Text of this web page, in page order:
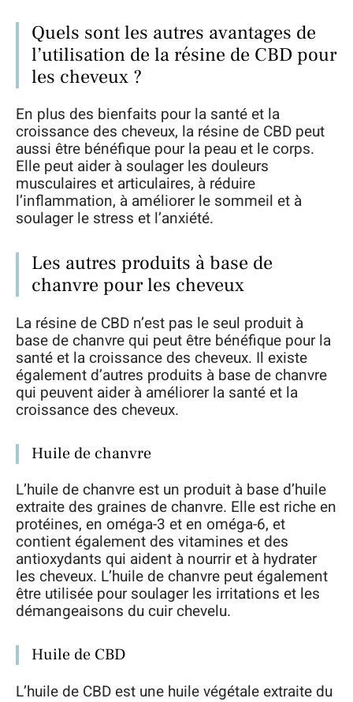
Quels sont les autres avantages de
l’utilisation de la résine de CBD pour
les cheveux ?
En plus des bienfaits pour la santé et la
croissance des cheveux, la résine de CBD peut
aussi être bénéfique pour la peau et le corps.
Elle peut aider à soulager les douleurs
musculaires et articulaires, à réduire
l’inflammation, à améliorer le sommeil et à
soulager le stress et l’anxiété.
Les autres produits à base de
chanvre pour les cheveux
La résine de CBD n’est pas le seul produit à
base de chanvre qui peut être bénéfique pour la
santé et la croissance des cheveux. Il existe
également d’autres produits à base de chanvre
qui peuvent aider à améliorer la santé et la
croissance des cheveux.
Huile de chanvre
L’huile de chanvre est un produit à base d’huile
extraite des graines de chanvre. Elle est riche en
protéines, en oméga-3 et en oméga-6, et
contient également des vitamines et des
antioxydants qui aident à nourrir et à hydrater
les cheveux. L’huile de chanvre peut également
être utilisée pour soulager les irritations et les
démangeaisons du cuir chevelu.
Huile de CBD
L’huile de CBD est une huile végétale extraite du